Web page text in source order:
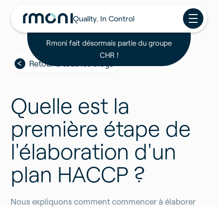
Quality. In Control
Rmoni fait désormais partie du groupe
CHR !
Retour à tous les blogs
Quelle est la
première étape de
l'élaboration d'un
plan HACCP ?
Nous expliquons comment commencer à élaborer